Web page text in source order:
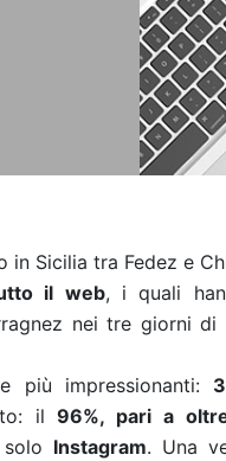
Sicilia tra Fedez e
il web, i quali
nei tre giorni di
più impressionanti:
il96%, pari a
Instagram. Una